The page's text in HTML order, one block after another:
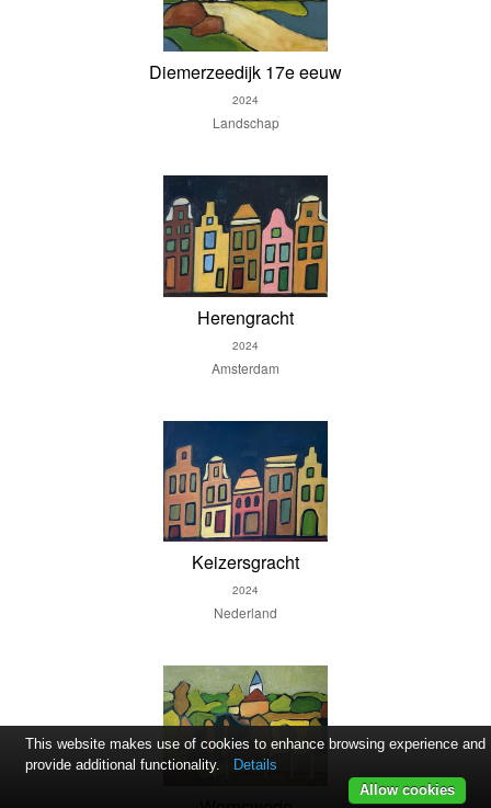
Diemerzeedijk 17e eeuw
2024
Landschap
Herengracht
2024
Amsterdam
Keizersgracht
2024
Nederland
This website makes use of cookies to enhance browsing experience and
provide additional functionality.
Details
Allow cookies